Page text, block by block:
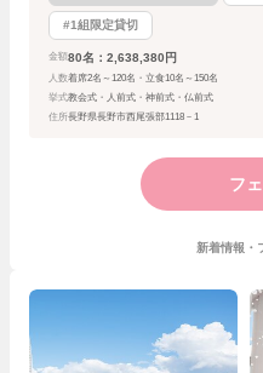
#1組限定貸切
金額 80名：2,638,380円
人数着席2名～120名・立食10名～150名
挙式教会式・人前式・神前式・仏前式
住所長野県長野市西尾張部1118－1
フ
新着情報・